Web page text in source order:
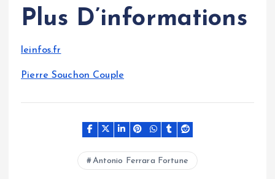
Plus D’informations
leinfos.fr
Pierre Souchon Couple
Antonio Ferrara Fortune